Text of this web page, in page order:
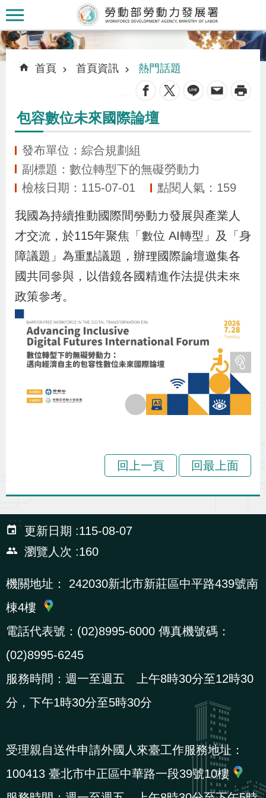
跳到主要內容區塊
認
識
本
署
訊
息
發
布
為
申
宣
導
專
區
相
連
網
民
文
統
E
回
R
:::
::: 首頁 首頁資訊 熱門話題
包容數位未來國際論壇
發布單位：綜合規劃組
副標題：數位轉型下的無礙勞動力
檢核日期：115-07-01
點閱人氣：159
我國為持續推動國際間勞動力發展與產業人
才交流，於115年聚焦「數位 AI轉型」及「身
障議題」為重點議題，辦理國際論壇邀集各
國共同參與，以借鏡各國精進作法提供未來
政策參考。
回上一頁 回最上面
:::
更新日期
115-08-07
瀏覽人次
160
機關地址：
242030新北市新莊區中平路439號南
棟4樓
電話代表號：(02)8995-6000 傳真機號碼：
(02)8995-6245
服務時間：週一至週五 上午8時30分至12時30
分，下午1時30分至5時30分
受理親自送件申請外國人來臺工作服務地址：
100413 臺北市中正區中華路一段39號10樓